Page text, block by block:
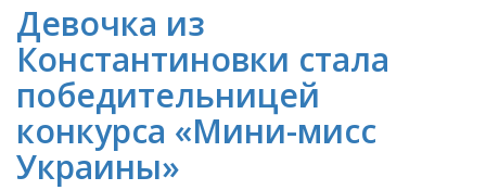
Девочка из
Константиновки стала
победительницей
конкурса «Мини-мисс
Украины»